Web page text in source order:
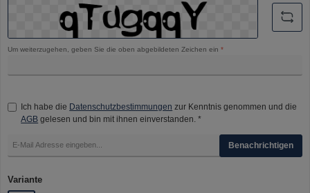
Um weiterzugehen, geben Sie die oben abgebildeten Zeichen ein *
Ich habe die Datenschutzbestimmungen zur Kenntnis genommen und die
AGB gelesen und bin mit ihnen einverstanden. *
Benachrichtigen
Varianteauswählen